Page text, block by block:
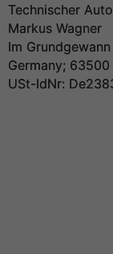
Technischer
Markus Wagner
Im
Germany;
USt-IdNr: